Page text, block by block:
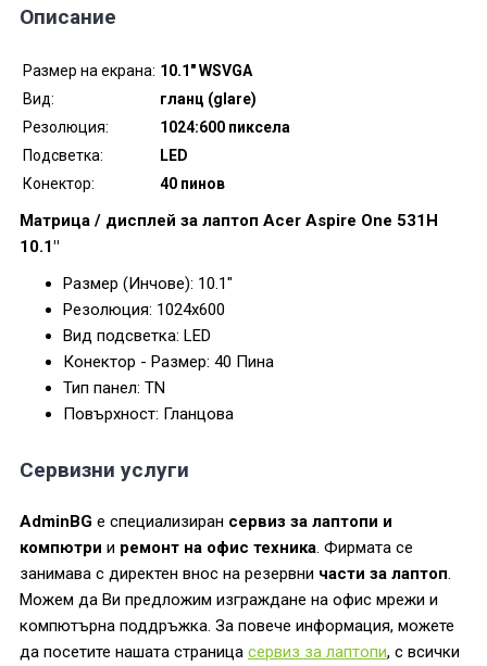
Описание
Размер на екрана: 10.1" WSVGA
Вид:
гланц (glare)
Резолюция:
1024:600 пиксела
Подсветка:
LED
Конектор:
40 пинов
Матрица / дисплей за лаптоп Acer Aspire One 531H
10.1"
Размер (Инчове): 10.1"
Резолюция: 1024x600
Вид подсветка: LED
Конектор - Размер: 40 Пина
Тип панел: TN
Повърхност: Гланцова
Сервизни услуги
AdminBG е специализиран сервиз за лаптопи и
компютри и ремонт на офис техника. Фирмата се
занимава с директен внос на резервни части за лаптоп.
Можем да Ви предложим изграждане на офис мрежи и
компютърна поддръжка. За повече информация, можете
да посетите нашата страница сервиз за лаптопи, с всички